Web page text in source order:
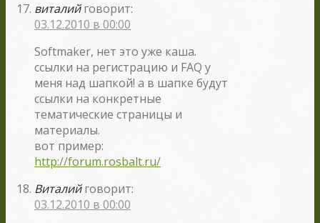
виталий говорит:
03.12.2010 в 00:00
Softmaker, нет это уже каша.
ссылки на регистрацию и FAQ у
меня над шапкой! а в шапке будут
ссылки на конкретные
тематические страницы и
материалы.
вот пример:
http://forum.rosbalt.ru/
Виталий говорит:
03.12.2010 в 00:00